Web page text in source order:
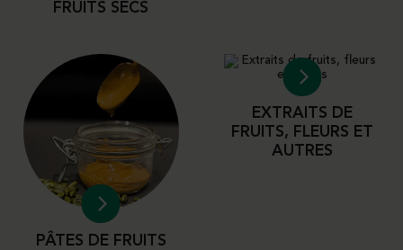
FRUITS SECS
PÂTES DE FRUITS
EXTRAITS DE
FRUITS, FLEURS ET
AUTRES